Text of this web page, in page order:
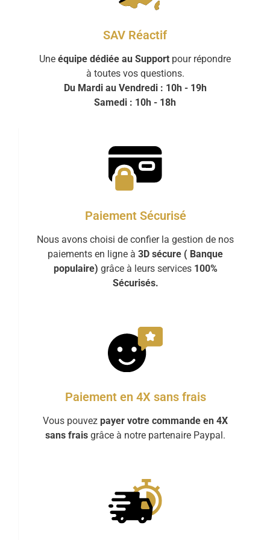
SAV Réactif
Une équipe dédiée au Support pour répondre
à toutes vos questions.
Du Mardi au Vendredi : 10h - 19h
Samedi : 10h - 18h
Paiement Sécurisé
Nous avons choisi de confier la gestion de nos
paiements en ligne à 3D sécure ( Banque
populaire) grâce à leurs services 100%
Sécurisés.
Paiement en 4X sans frais
Vous pouvez payer votre commande en 4X
sans frais grâce à notre partenaire Paypal.